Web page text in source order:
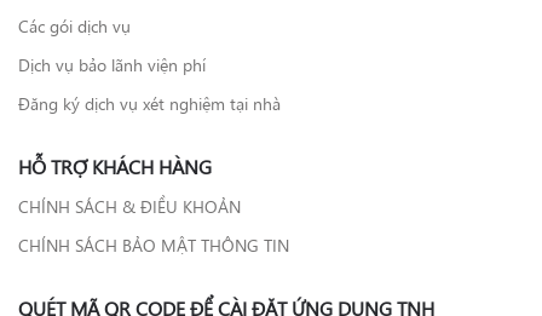
Các gói dịch vụ
Dịch vụ bảo lãnh viện phí
Đăng ký dịch vụ xét nghiệm tại nhà
HỖ TRỢ KHÁCH HÀNG
CHÍNH SÁCH & ĐIỀU KHOẢN
CHÍNH SÁCH BẢO MẬT THÔNG TIN
QUÉT MÃ QR CODE ĐỂ CÀI ĐẶT ỨNG DỤNG TNH